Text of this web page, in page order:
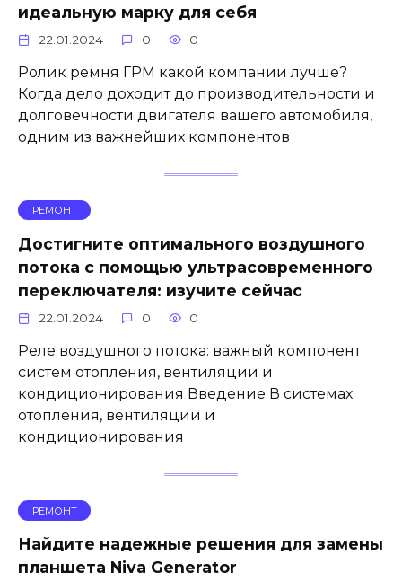
идеальную марку для себя
22.01.2024 0 0
Ролик ремня ГРМ какой компании лучше?
Когда дело доходит до производительности и
долговечности двигателя вашего автомобиля,
одним из важнейших компонентов
РЕМОНТ
Достигните оптимального воздушного
потока с помощью ультрасовременного
переключателя: изучите сейчас
22.01.2024 0 0
Реле воздушного потока: важный компонент
систем отопления, вентиляции и
кондиционирования Введение В системах
отопления, вентиляции и
кондиционирования
РЕМОНТ
Найдите надежные решения для замены
планшета Niva Generator